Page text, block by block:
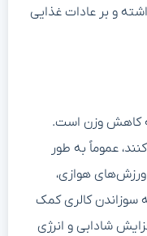
و بر عادات غذایی
کاهش وزن است.
عموماً به طور
ورزش‌های هوازی،
سوزاندن کالری کمک
شادابی و انرژی